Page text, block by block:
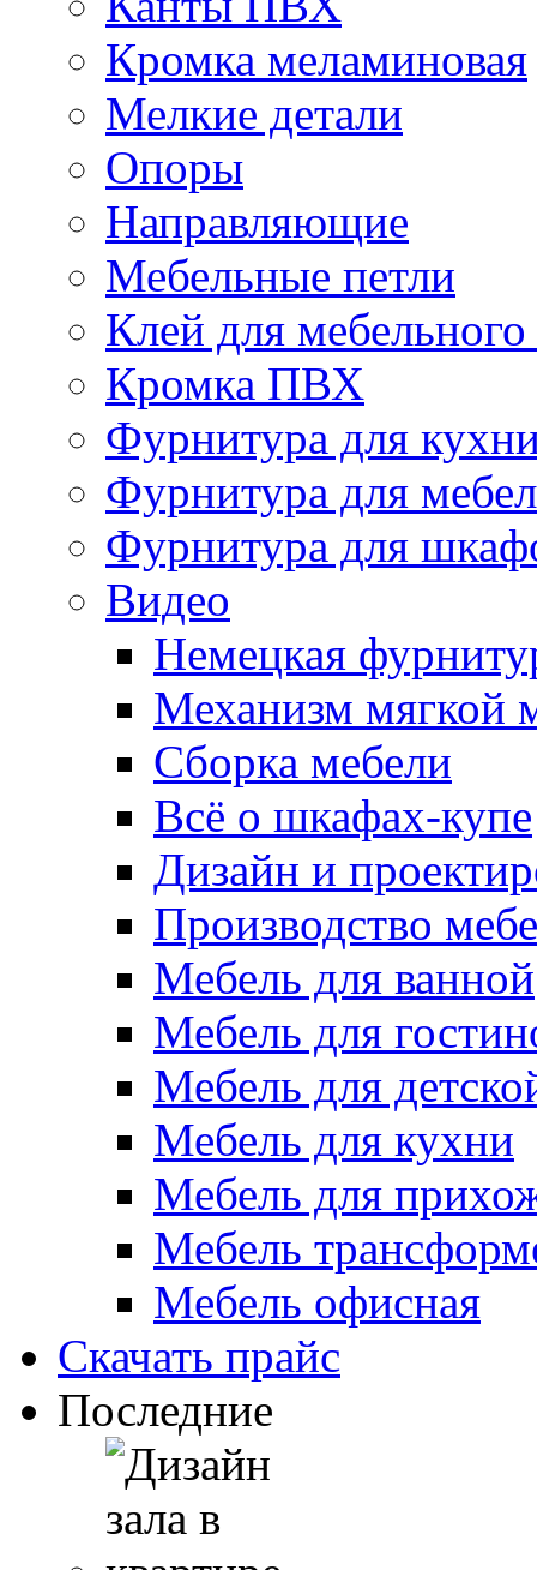
Кромка меламиновая
Мелкие детали
Опоры
Направляющие
Мебельные петли
Клей для мебельного
Кромка ПВХ
Фурнитура для
Фурнитура для
Фурнитура для
Видео
Немецкая
Механизм мягкой
Сборка мебели
Всё о шкафах-купе
Дизайн и
Производство
Мебель для ванной
Мебель для
Мебель для
Мебель для кухни
Мебель для
Мебель
Мебель офисная
Скачать прайс
Последние